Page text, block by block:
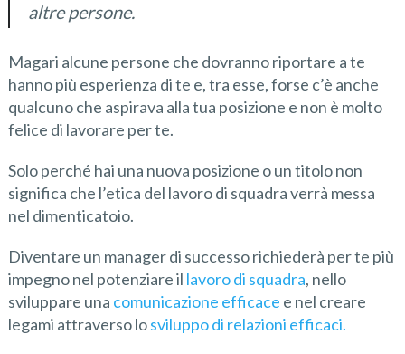
altre persone.
Magari alcune persone che dovranno riportare a te
hanno più esperienza di te e, tra esse, forse c’è anche
qualcuno che aspirava alla tua posizione e non è molto
felice di lavorare per te.
Solo perché hai una nuova posizione o un titolo non
significa che l’etica del lavoro di squadra verrà messa
nel dimenticatoio.
Diventare un manager di successo richiederà per te più
impegno nel potenziare il lavoro di squadra, nello
sviluppare una comunicazione efficace e nel creare
legami attraverso losviluppo di relazioni efficaci.